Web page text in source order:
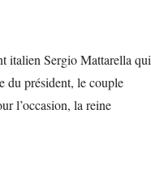
italien Sergio Mattarella qui
du président, le couple
l’occasion, la reine